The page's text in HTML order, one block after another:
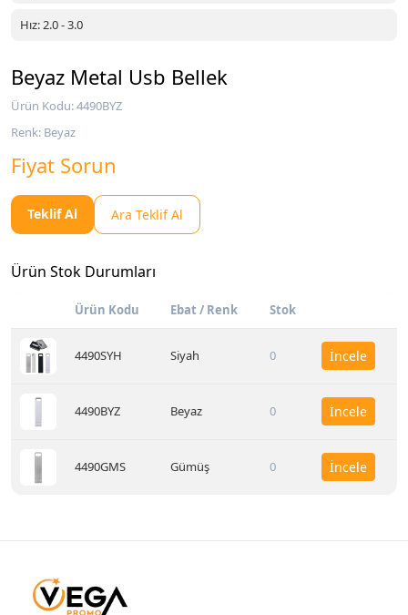
Hız: 2.0 - 3.0
Beyaz Metal Usb Bellek
Ürün Kodu: 4490BYZ
Renk: Beyaz
Fiyat Sorun
Teklif Al Ara Teklif Al
Ürün Stok Durumları
Ürün Kodu Ebat / Renk Stok
4490SYH Siyah 0 İncele
4490BYZ Beyaz 0 İncele
4490GMS Gümüş 0 İncele